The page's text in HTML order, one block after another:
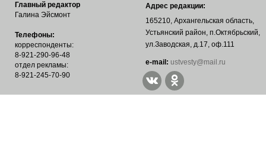
Главный редактор
Галина Эйсмонт
Телефоны:
корреспонденты:
8-921-290-96-48
отдел рекламы:
8-921-245-70-90
Адрес редакции:
165210, Архангельская область,
Устьянский район, п.Октябрьский,
ул.Заводская, д.17, оф.111
е-mail: ustvesty@mail.ru